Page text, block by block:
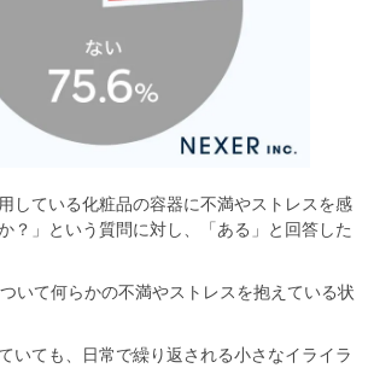
している化粧品の容器に不満やストレスを感
？」という質問に対し、「ある」と回答した
いて何らかの不満やストレスを抱えている状
いても、日常で繰り返される小さなイライラ